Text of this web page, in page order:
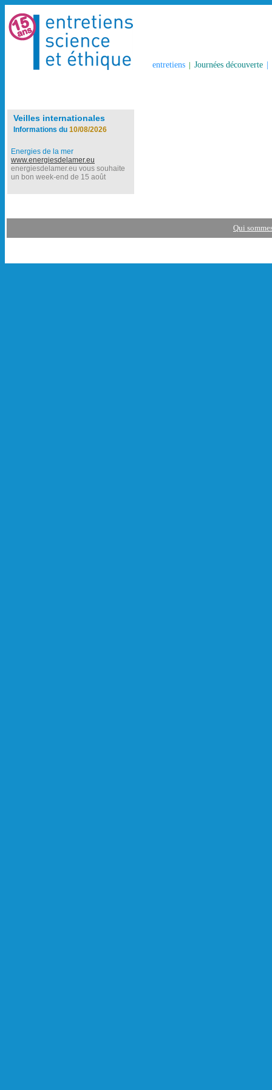
entretiens | Journées découverte
Veilles internationales
Informations du 10/08/2026
Energies de la mer
www.energiesdelamer.eu
energiesdelamer.eu vous souhaite
un bon week-end de 15 août
Qui